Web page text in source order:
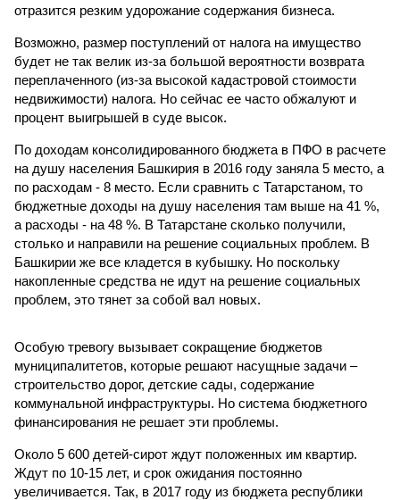
отразится резким удорожание содержания бизнеса.
Возможно, размер поступлений от налога на имущество
будет не так велик из-за большой вероятности возврата
переплаченного (из-за высокой кадастровой стоимости
недвижимости) налога. Но сейчас ее часто обжалуют и
процент выигрышей в суде высок.
По доходам консолидированного бюджета в ПФО в расчете
на душу населения Башкирия в 2016 году заняла 5 место, а
по расходам - 8 место. Если сравнить с Татарстаном, то
бюджетные доходы на душу населения там выше на 41 %,
а расходы - на 48 %. В Татарстане сколько получили,
столько и направили на решение социальных проблем. В
Башкирии же все кладется в кубышку. Но поскольку
накопленные средства не идут на решение социальных
проблем, это тянет за собой вал новых.
Особую тревогу вызывает сокращение бюджетов
муниципалитетов, которые решают насущные задачи –
строительство дорог, детские сады, содержание
коммунальной инфраструктуры. Но система бюджетного
финансирования не решает эти проблемы.
Около 5 600 детей-сирот ждут положенных им квартир.
Ждут по 10-15 лет, и срок ожидания постоянно
увеличивается. Так, в 2017 году из бюджета республики